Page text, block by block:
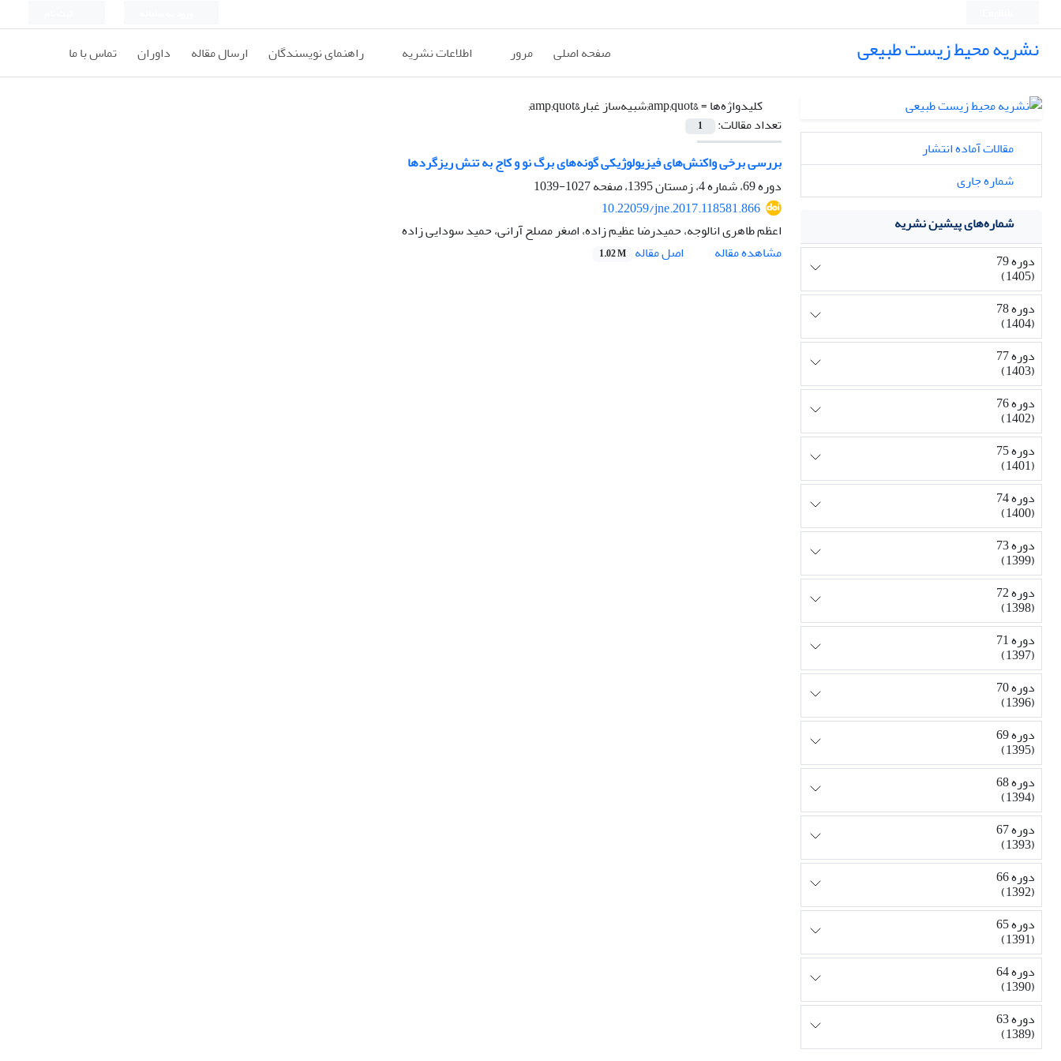
نشریه محیط زیست طبیعی صفحه اصلی مرور اطلاعات نشریه راهنمای نویسندگان ارسال مقاله داوران تماس با ما
کلیدواژه‌ها =&amp;quot;شبیه‌ساز غبار&amp;quot;
تعداد مقالات:
1
بررسی برخی واکنش‌های فیزیولوژیکی گونه‌های برگ نو و کاج به تنش ریزگردها
دوره 69، شماره 4، زمستان 1395، صفحه
1027-1039
10.22059/jne.2017.118581.866
اعظم طاهری انالوجه، حمیدرضا عظیم زاده، اصغر مصلح آرانی، حمید سودایی زاده
مشاهده مقاله
اصل مقاله 1.02 M
مقالات آماده انتشار
شماره جاری
شماره‌های پیشین نشریه
دوره 79
(1405)
دوره 78
(1404)
دوره 77
(1403)
دوره 76
(1402)
دوره 75
(1401)
دوره 74
(1400)
دوره 73
(1399)
دوره 72
(1398)
دوره 71
(1397)
دوره 70
(1396)
دوره 69
(1395)
دوره 68
(1394)
دوره 67
(1393)
دوره 66
(1392)
دوره 65
(1391)
دوره 64
(1390)
دوره 63
(1389)